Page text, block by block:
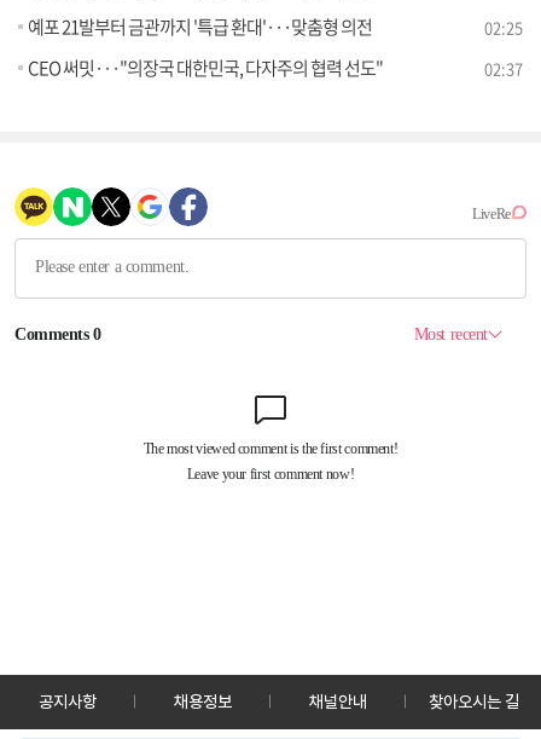
예포 21발부터 금관까지 '특급 환대'···맞춤형 의전 02:25
CEO 써밋···"의장국 대한민국, 다자주의 협력 선도" 02:37
공지사항 채용정보 채널안내 찾아오시는 길